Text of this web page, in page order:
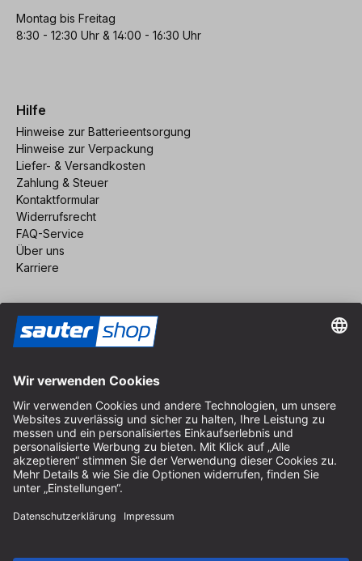
Montag bis Freitag
8:30 - 12:30 Uhr & 14:00 - 16:30 Uhr
Hilfe
Hinweise zur Batterieentsorgung
Hinweise zur Verpackung
Liefer- & Versandkosten
Zahlung & Steuer
Kontaktformular
Widerrufsrecht
FAQ-Service
Über uns
Karriere
Impressum
AGB
Datenschutz
Cookie-Einstellungen
© 2026 sauter GmbH
* kostenloser Versand ab 150 Euro Bestellwert innerhalb